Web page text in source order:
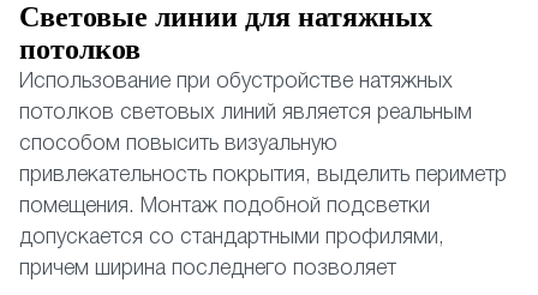
Световые линии для натяжных
потолков
Использование при обустройстве натяжных
потолков световых линий является реальным
способом повысить визуальную
привлекательность покрытия, выделить периметр
помещения. Монтаж подобной подсветки
допускается со стандартными профилями,
причем ширина последнего позволяет